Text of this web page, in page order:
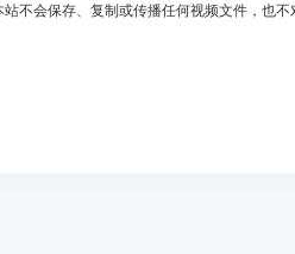
不会保存、复制或传播任何视频文件，也